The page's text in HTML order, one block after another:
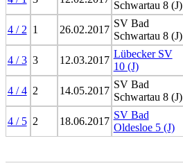
Schwartau 8 (J)
4 / 2 1 26.02.2017
SV Bad
Schwartau 8 (J)
4 / 3 3 12.03.2017
Lübecker SV
10 (J)
4 / 4 2 14.05.2017
SV Bad
Schwartau 8 (J)
4 / 5 2 18.06.2017
SV Bad
Oldesloe 5 (J)